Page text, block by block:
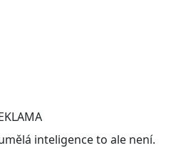
inteligence to ale není.